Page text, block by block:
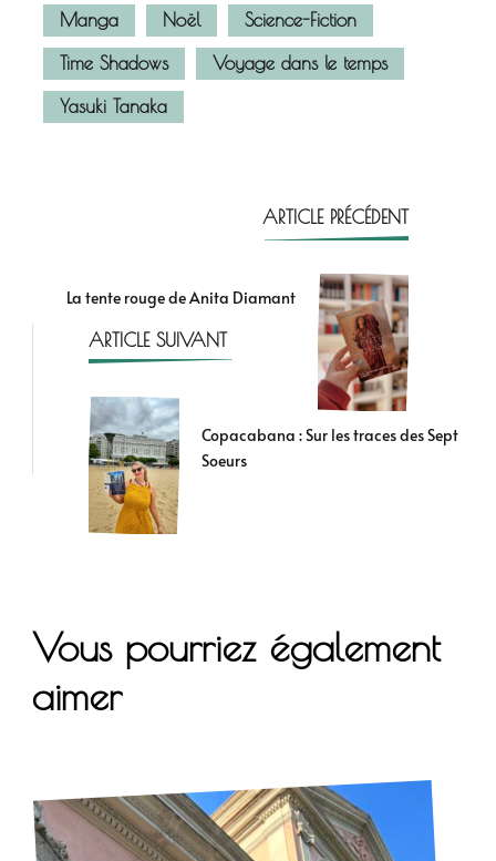
Manga Noël
Science-Fiction
Time Shadows
Voyage dans le temps
Yasuki Tanaka
ARTICLE PRÉCÉDENT
La tente rouge de Anita Diamant
ARTICLE SUIVANT
Copacabana : Sur les traces des Sept
Soeurs
Vous pourriez également
aimer